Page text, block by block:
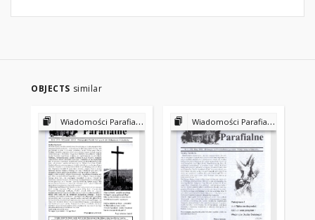
OBJECTS similar
Wiadomości Parafialne Wiadomości Parafialne